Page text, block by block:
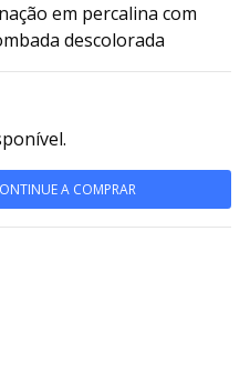
em percalina com
descolorada
A COMPRAR